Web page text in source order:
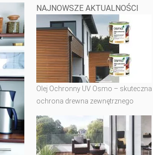
NAJNOWSZE AKTUALNOŚCI
Olej Ochronny UV Osmo – skuteczna
ochrona drewna zewnętrznego